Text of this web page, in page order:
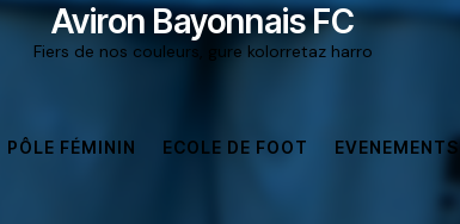
Aviron Bayonnais FC
Fiers de nos couleurs, gure kolorretaz harro
PÔLE FÉMININ ECOLE DE FOOT EVENEMENTS